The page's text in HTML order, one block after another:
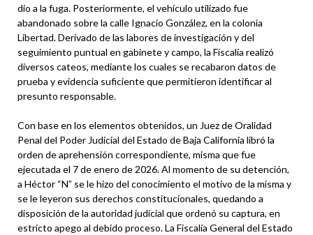
dio a la fuga. Posteriormente, el vehículo utilizado fue
abandonado sobre la calle Ignacio González, en la colonia
Libertad. Derivado de las labores de investigación y del
seguimiento puntual en gabinete y campo, la Fiscalía realizó
diversos cateos, mediante los cuales se recabaron datos de
prueba y evidencia suficiente que permitieron identificar al
presunto responsable.
Con base en los elementos obtenidos, un Juez de Oralidad
Penal del Poder Judicial del Estado de Baja California libró la
orden de aprehensión correspondiente, misma que fue
ejecutada el 7 de enero de 2026. Al momento de su detención,
a Héctor “N” se le hizo del conocimiento el motivo de la misma y
se le leyeron sus derechos constitucionales, quedando a
disposición de la autoridad judicial que ordenó su captura, en
estricto apego al debido proceso. La Fiscalía General del Estado